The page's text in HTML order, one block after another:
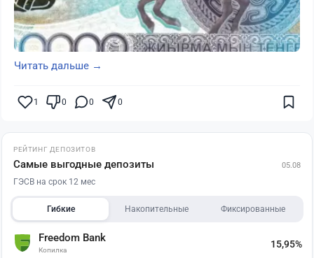
Читать дальше →
1 0 0 0
РЕЙТИНГ ДЕПОЗИТОВ
Самые выгодные депозиты 05.08
ГЭСВ на срок 12 мес
Гибкие Накопительные Фиксированные
Freedom Bank
Копилка
15,95%